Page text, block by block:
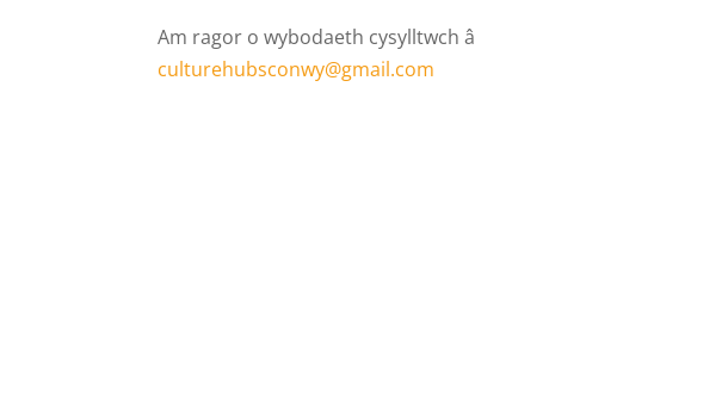
Am ragor o wybodaeth cysylltwch â
culturehubsconwy@gmail.com